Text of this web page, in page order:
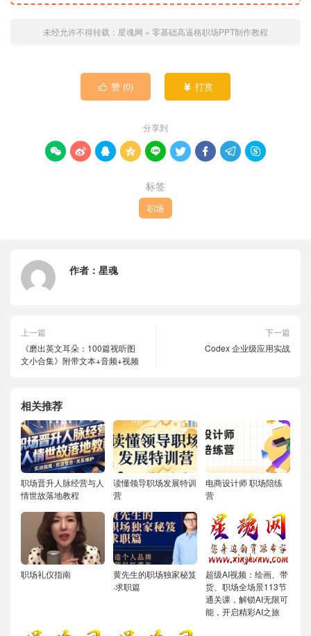
未经允许不得转载： 星魂网 » 零基础高逼格职场PPT制作教程
 赞 (0)  打赏
分享到
        
标签
职场
作者： 星魂
上一篇
《磨出英文耳朵：100篇视听图
文小合集》附带文本+音频+视频
下一篇
Codex 企业级应用实战
相关推荐
职场晋升人脉经营与人
情世故落地教程
读懂领导职场发展特训
营
电商设计师 职场陪练
营
职场礼仪指南
黄先生的职场独家秘笈
·求职篇
超级AI视频：绘画、带
货、职场全场景113节
通关课，解锁AI无限可
能，开启精彩AI之旅